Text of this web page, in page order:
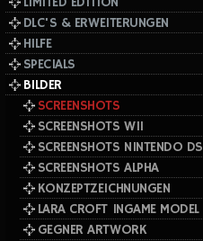
DLC'S & ERWEITERUNGEN
HILFE
SPECIALS
BILDER
SCREENSHOTS
SCREENSHOTS WII
SCREENSHOTS NINTENDO DS
SCREENSHOTS ALPHA
KONZEPTZEICHNUNGEN
LARA CROFT INGAME MODEL
GEGNER ARTWORK